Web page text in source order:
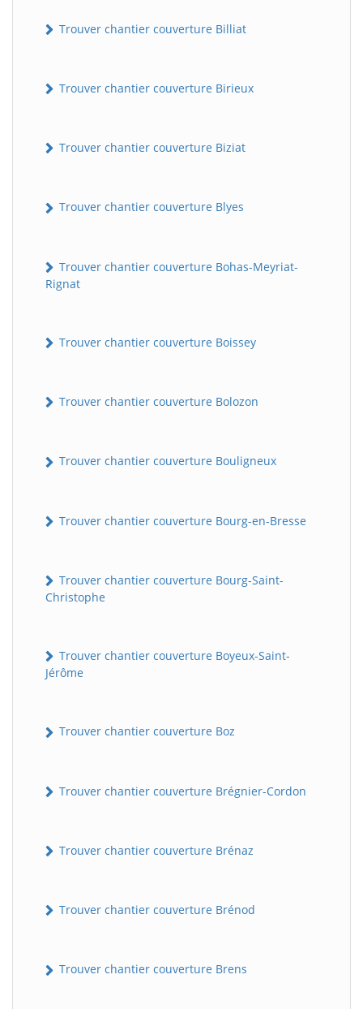
Trouver chantier couverture Billiat
Trouver chantier couverture Birieux
Trouver chantier couverture Biziat
Trouver chantier couverture Blyes
Trouver chantier couverture Bohas-Meyriat-
Rignat
Trouver chantier couverture Boissey
Trouver chantier couverture Bolozon
Trouver chantier couverture Bouligneux
Trouver chantier couverture Bourg-en-Bresse
Trouver chantier couverture Bourg-Saint-
Christophe
Trouver chantier couverture Boyeux-Saint-
Jérôme
Trouver chantier couverture Boz
Trouver chantier couverture Brégnier-Cordon
Trouver chantier couverture Brénaz
Trouver chantier couverture Brénod
Trouver chantier couverture Brens